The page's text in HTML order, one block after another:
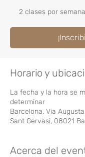
2 clases por
Horario y
La fecha y la hora se
determinar
Barcelona, Via
Sant Gervasi, 08021
Acerca del